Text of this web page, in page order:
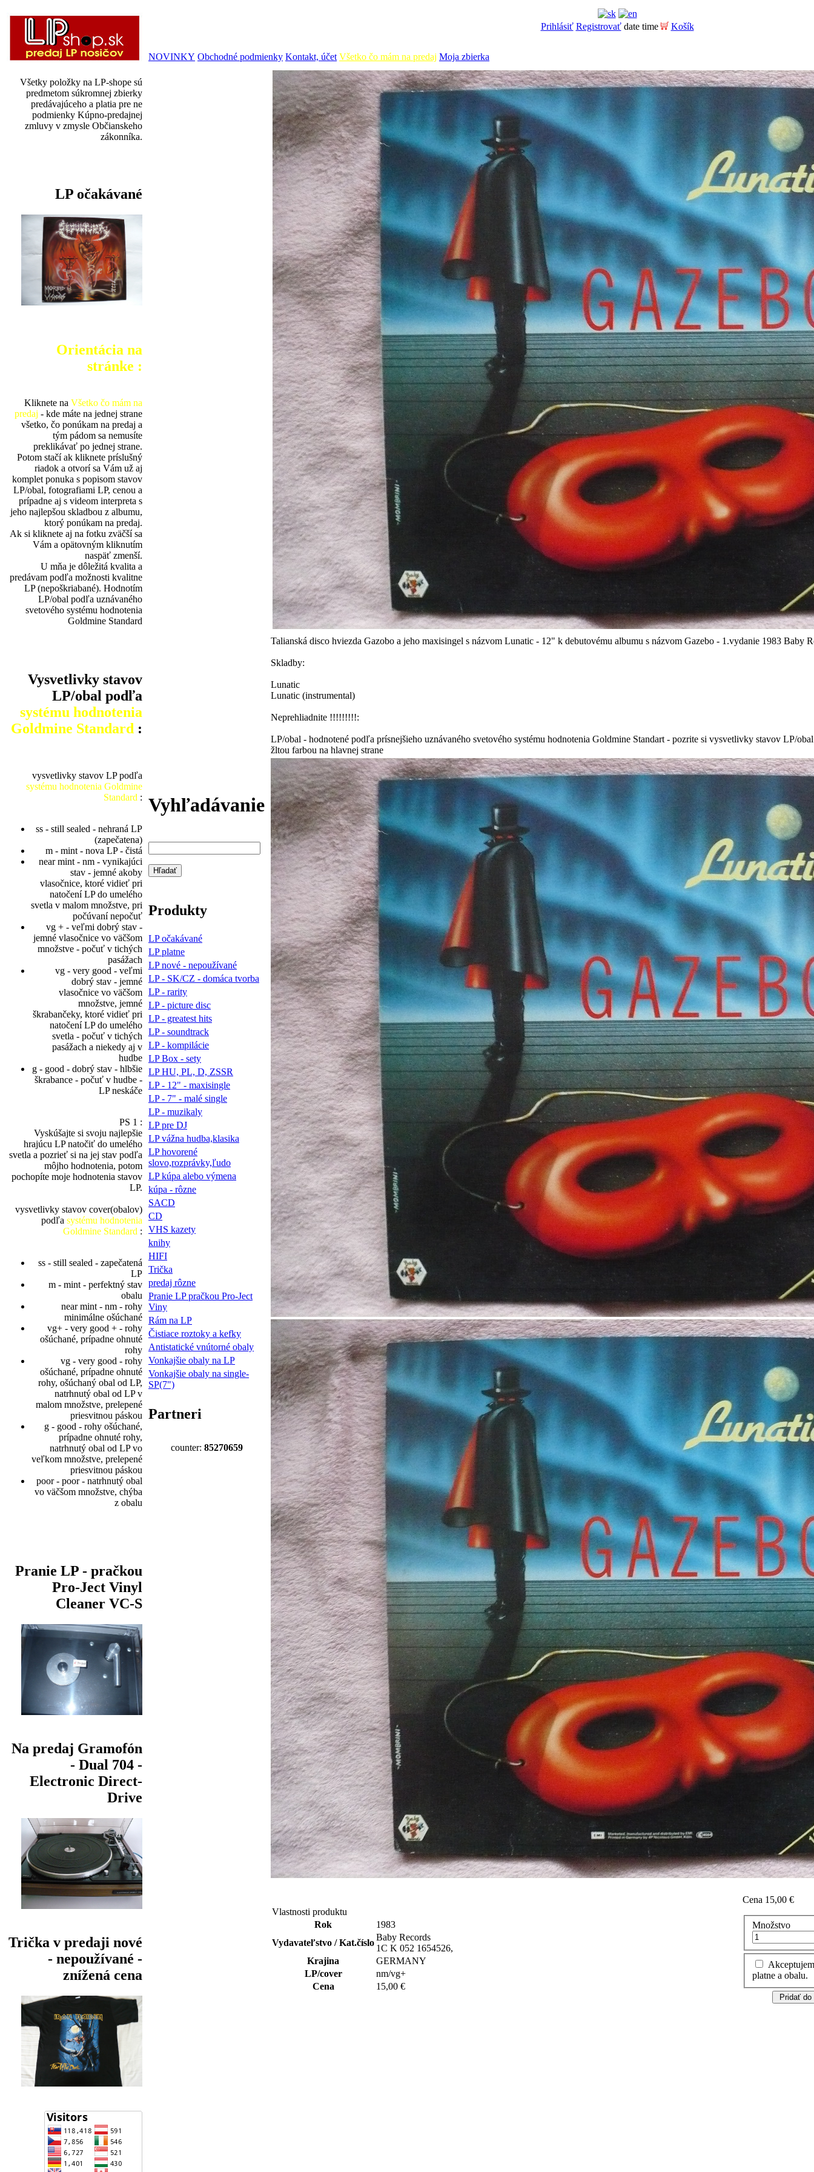
Všetky položky na LP-shope sú
predmetom súkromnej zbierky
predávajúceho a platia pre ne
podmienky Kúpno-predajnej
zmluvy v zmysle Občianskeho
zákonníka.
LP očakávané
Orientácia na
stránke :
Kliknete na Všetko čo mám na
predaj - kde máte na jednej strane
všetko, čo ponúkam na predaj a
tým pádom sa nemusíte
preklikávať po jednej strane.
Potom stačí ak kliknete príslušný
riadok a otvorí sa Vám už aj
komplet ponuka s popisom stavov
LP/obal, fotografiami LP, cenou a
prípadne aj s videom interpreta s
jeho najlepšou skladbou z albumu,
ktorý ponúkam na predaj.
Ak si kliknete aj na fotku zväčší sa
Vám a opätovným kliknutím
naspäť zmenší.
U mňa je dôležitá kvalita a
predávam podľa možnosti kvalitne
LP (nepoškriabané). Hodnotím
LP/obal podľa uznávaného
svetového systému hodnotenia
Goldmine Standard
Vysvetlivky stavov
LP/obal podľa
systému hodnotenia
Goldmine Standard :
vysvetlivky stavov LP podľa
systému hodnotenia Goldmine
Standard :
ss - still sealed - nehraná LP
(zapečatena)
m - mint - nova LP - čistá
near mint - nm - vynikajúci
stav - jemné akoby
vlasočnice, ktoré vidieť pri
natočení LP do umelého
svetla v malom množstve, pri
počúvaní nepočuť
vg + - veľmi dobrý stav -
jemné vlasočnice vo väčšom
množstve - počuť v tichých
pasážach
vg - very good - veľmi
dobrý stav - jemné
vlasočnice vo väčšom
množstve, jemné
škrabančeky, ktoré vidieť pri
natočení LP do umelého
svetla - počuť v tichých
pasážach a niekedy aj v
hudbe
g - good - dobrý stav - hlbšie
škrabance - počuť v hudbe -
LP neskáče
PS 1 :
Vyskúšajte si svoju najlepšie
hrajúcu LP natočiť do umelého
svetla a pozrieť si na jej stav podľa
môjho hodnotenia, potom
pochopíte moje hodnotenia stavov
LP.
vysvetlivky stavov cover(obalov)
podľa systému hodnotenia
Goldmine Standard :
ss - still sealed - zapečatená
LP
m - mint - perfektný stav
obalu
near mint - nm - rohy
minimálne ošúchané
vg+ - very good + - rohy
ošúchané, prípadne ohnuté
rohy
vg - very good - rohy
ošúchané, prípadne ohnuté
rohy, ošúchaný obal od LP,
natrhnutý obal od LP v
malom množstve, prelepené
priesvitnou páskou
g - good - rohy ošúchané,
prípadne ohnuté rohy,
natrhnutý obal od LP vo
veľkom množstve, prelepené
priesvitnou páskou
poor - poor - natrhnutý obal
vo väčšom množstve, chýba
z obalu
Pranie LP - pračkou
Pro-Ject Vinyl
Cleaner VC-S
Na predaj Gramofón
- Dual 704 -
Electronic Direct-
Drive
Trička v predaji nové
- nepoužívané -
znížená cena
Prihlásiť Registrovať date time Košík
NOVINKY Obchodné podmienky Kontakt, účet Všetko čo mám na predaj Moja zbierka
Vyhľadávanie
Produkty
LP očakávané
LP platne
LP nové - nepoužívané
LP - SK/CZ - domáca tvorba
LP - rarity
LP - picture disc
LP - greatest hits
LP - soundtrack
LP - kompilácie
LP Box - sety
LP HU, PL, D, ZSSR
LP - 12" - maxisingle
LP - 7" - malé single
LP - muzikaly
LP pre DJ
LP vážna hudba,klasika
LP hovorené
slovo,rozprávky,ľudo
LP kúpa alebo výmena
kúpa - rôzne
SACD
CD
VHS kazety
knihy
HIFI
Trička
predaj rôzne
Pranie LP pračkou Pro-Ject
Viny
Rám na LP
Čistiace roztoky a kefky
Antistatické vnútorné obaly
Vonkajšie obaly na LP
Vonkajšie obaly na single-
SP(7")
Partneri
counter: 85270659
Talianská disco hviezda Gazobo a jeho maxisingel s názvom Lunatic - 12" k debutovému albumu s názvom Gazebo - 1.vydanie 1983 Baby
Skladby:
Lunatic
Lunatic (instrumental)
Neprehliadnite !!!!!!!!!:
LP/obal - hodnotené podľa prísnejšieho uznávaného svetového systému hodnotenia Goldmine Standart - pozrite si vysvetlivky stavov LP/
žltou farbou na hlavnej strane
Vlastnosti produktu
Rok
1983
Vydavateľstvo / Kat.číslo
Baby Records
1C K 052 1654526,
Krajina
GERMANY
LP/cover
nm/vg+
Cena
15,00 €
Cena 15,00 €
Množstvo
platne a obalu.